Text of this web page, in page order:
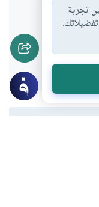
تجربة